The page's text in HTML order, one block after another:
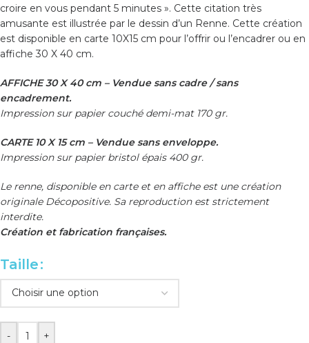
croire en vous pendant 5 minutes ». Cette citation très
amusante est illustrée par le dessin d’un Renne. Cette création
est disponible en carte 10X15 cm pour l’offrir ou l’encadrer ou en
affiche 30 X 40 cm.
AFFICHE 30 X 40 cm – Vendue sans cadre / sans
encadrement.
Impression sur papier couché demi-mat 170 gr.
CARTE 10 X 15 cm – Vendue sans enveloppe.
Impression sur papier bristol épais 400 gr.
Le renne, disponible en carte et en affiche est une création
originale Décopositive. Sa reproduction est strictement
interdite.
Création et fabrication françaises.
Taille
- +